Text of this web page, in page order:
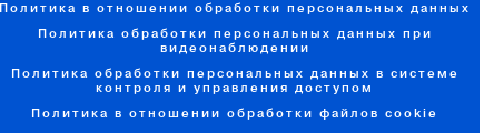
Политика в отношении обработки персональных данных
Политика обработки персональных данных при
видеонаблюдении
Политика обработки персональных данных в системе
контроля и управления доступом
Политика в отношении обработки файлов cookie